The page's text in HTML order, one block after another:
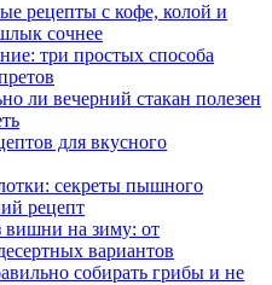
рецепты с кофе, колой и
сочнее
три простых способа
ли вечерний стакан полезен
для вкусного
секреты пышного
рецепт
вишни на зиму: от
вариантов
собирать грибы и не